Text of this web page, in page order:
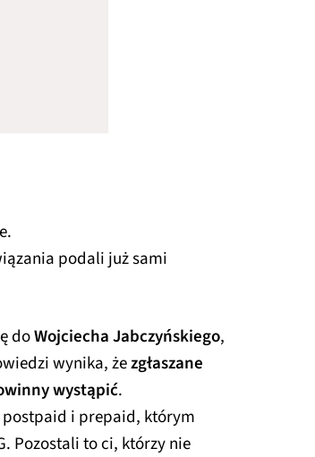
podali już sami
doWojciecha Jabczyńskiego,
wynika, żezgłaszane
wystąpić.
i prepaid, którym
Pozostali to ci, którzy nie